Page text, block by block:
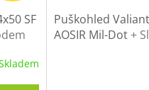
SF
Puškohled
AOSIR Mil-Dot+